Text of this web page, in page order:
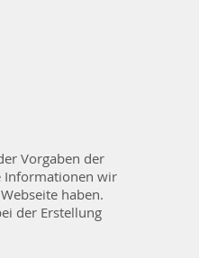
Vorgaben der
Informationen wir
haben.
der Erstellung